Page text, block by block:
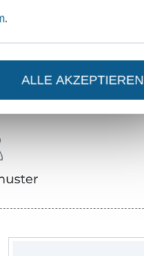
.
ALLE AKZEPTIEREN